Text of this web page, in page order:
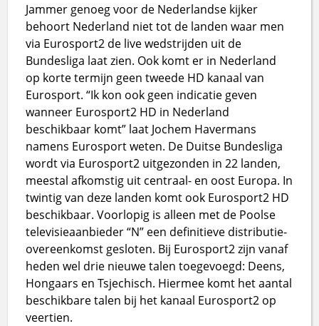
Jammer genoeg voor de Nederlandse kijker
behoort Nederland niet tot de landen waar men
via Eurosport2 de live wedstrijden uit de
Bundesliga laat zien. Ook komt er in Nederland
op korte termijn geen tweede HD kanaal van
Eurosport. “Ik kon ook geen indicatie geven
wanneer Eurosport2 HD in Nederland
beschikbaar komt” laat Jochem Havermans
namens Eurosport weten. De Duitse Bundesliga
wordt via Eurosport2 uitgezonden in 22 landen,
meestal afkomstig uit centraal- en oost Europa. In
twintig van deze landen komt ook Eurosport2 HD
beschikbaar. Voorlopig is alleen met de Poolse
televisieaanbieder “N” een definitieve distributie-
overeenkomst gesloten. Bij Eurosport2 zijn vanaf
heden wel drie nieuwe talen toegevoegd: Deens,
Hongaars en Tsjechisch. Hiermee komt het aantal
beschikbare talen bij het kanaal Eurosport2 op
veertien.